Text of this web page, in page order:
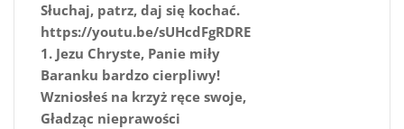
Słuchaj, patrz, daj się kochać.
https://youtu.be/sUHcdFgRDRE
1. Jezu Chryste, Panie miły
Baranku bardzo cierpliwy!
Wzniosłeś na krzyż ręce swoje,
Gładząc nieprawości